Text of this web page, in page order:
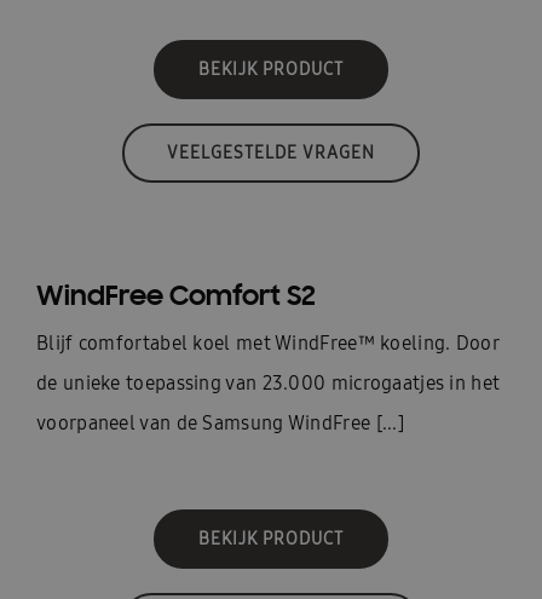
BEKIJK PRODUCT
VEELGESTELDE VRAGEN
WindFree Comfort S2
Blijf comfortabel koel met WindFree™ koeling. Door
de unieke toepassing van 23.000 microgaatjes in het
voorpaneel van de Samsung WindFree [...]
BEKIJK PRODUCT